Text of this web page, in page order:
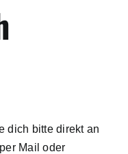
dich bitte direkt an
Mail oder